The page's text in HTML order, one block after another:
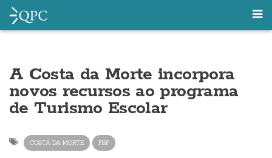
A Costa da Morte incorpora
novos recursos ao programa
de Turismo Escolar
COSTA DA MORTE FSF